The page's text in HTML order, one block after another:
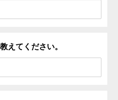
えてください。